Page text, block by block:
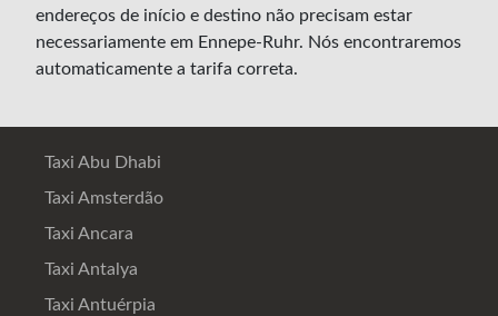
endereços de início e destino não precisam estar
necessariamente em Ennepe-Ruhr. Nós encontraremos
automaticamente a tarifa correta.
Taxi Abu Dhabi
Taxi Amsterdão
Taxi Ancara
Taxi Antalya
Taxi Antuérpia